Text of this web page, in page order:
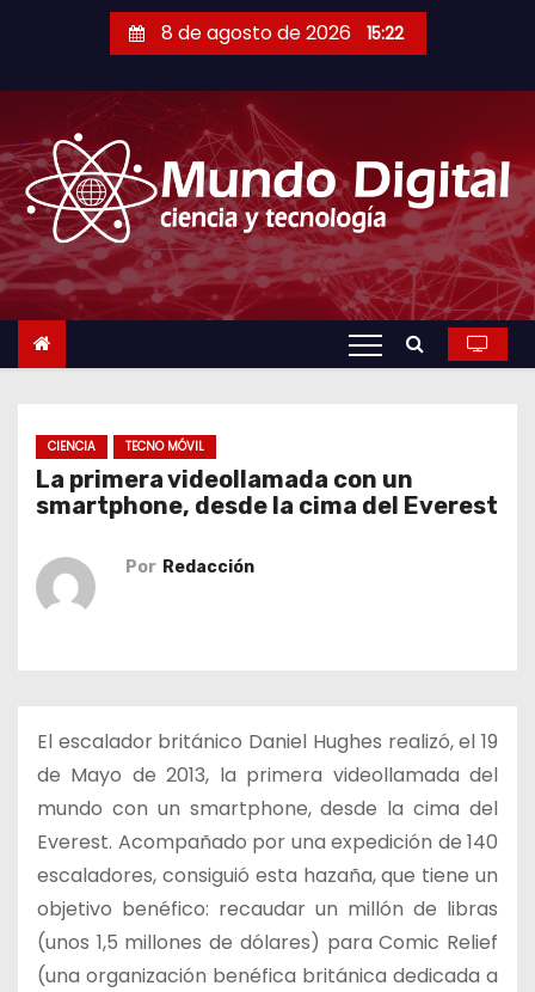
a
r
a
l
c
o
8 de agosto de 2026 15:22
CIENCIA TECNO MÓVIL
La primera videollamada con un
smartphone, desde la cima del Everest
Por Redacción
El escalador británico Daniel Hughes realizó, el 19
de Mayo de 2013, la primera videollamada del
mundo con un smartphone, desde la cima del
Everest. Acompañado por una expedición de 140
escaladores, consiguió esta hazaña, que tiene un
objetivo benéfico: recaudar un millón de libras
(unos 1,5 millones de dólares) para Comic Relief
(una organización benéfica británica dedicada a